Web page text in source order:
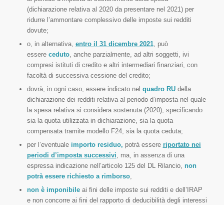
(dichiarazione relativa al 2020 da presentare nel 2021) per
ridurre l’ammontare complessivo delle imposte sui redditi
dovute;
o, in alternativa, entro il 31 dicembre 2021, può
essere ceduto, anche parzialmente, ad altri soggetti, ivi
compresi istituti di credito e altri intermediari finanziari, con
facoltà di successiva cessione del credito;
dovrà, in ogni caso, essere indicato nel quadro RUdella
dichiarazione dei redditi relativa al periodo d’imposta nel quale
la spesa relativa si considera sostenuta (2020), specificando
sia la quota utilizzata in dichiarazione, sia la quota
compensata tramite modello F24, sia la quota ceduta;
per l’eventuale importo residuo, potrà essere riportato nei
periodi d’imposta successivi, ma, in assenza di una
espressa indicazione nell’articolo 125 del DL Rilancio, non
potrà essere richiesto a rimborso,
non è imponibileai fini delle imposte sui redditi e dell’IRAP
e non concorre ai fini del rapporto di deducibilità degli interessi